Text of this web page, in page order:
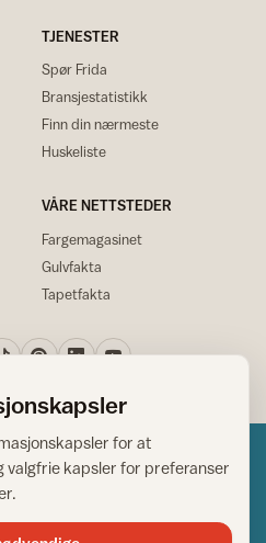
TJENESTER
Spør Frida
Bransjestatistikk
Finn din nærmeste
Huskeliste
VÅRE NETTSTEDER
Fargemagasinet
Gulvfakta
Tapetfakta
for at
kapsler for preferanser